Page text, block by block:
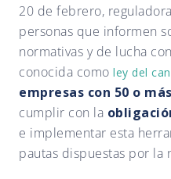
20 de febrero,
personas que informen
normativas y de lucha
conocida como ley del
empresas con 50 o
cumplir con la
e implementar esta
pautas dispuestas por la